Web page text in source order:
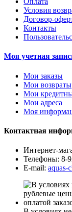
Условия
Договор-
Контакты
Моя учетная
Мои заказы
Мои возвраты
Мои
Мои адреса
Моя
Контактная
Интернет-
Телефоны: 8-
E-mail: aquas-